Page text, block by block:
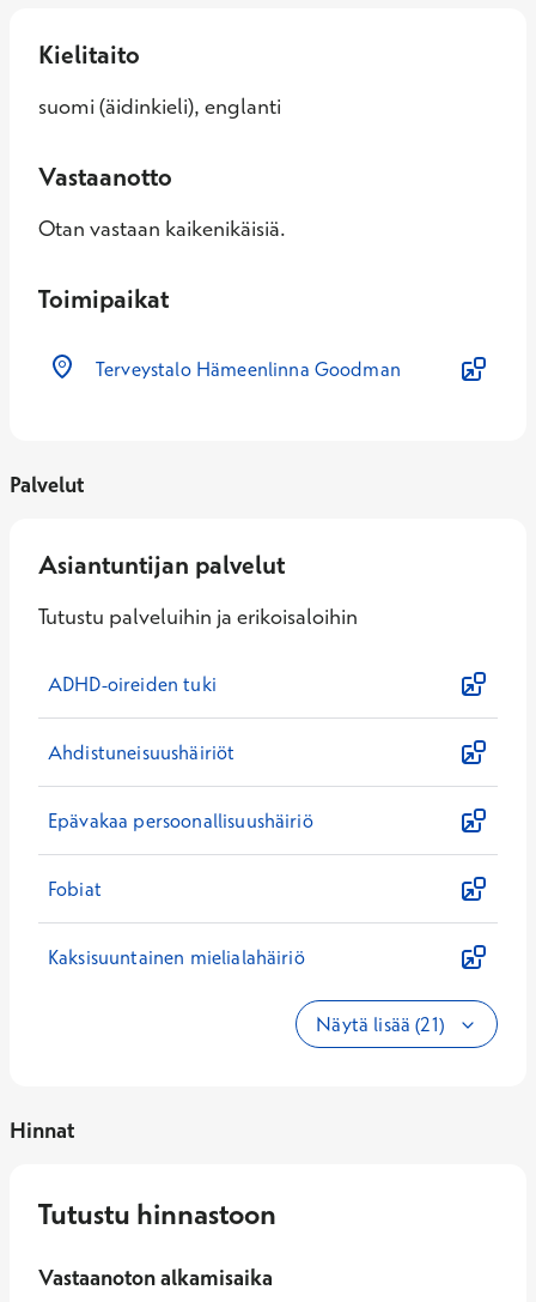
Kielitaito
suomi (äidinkieli), englanti
Vastaanotto
Otan vastaan kaikenikäisiä.
Toimipaikat
Terveystalo Hämeenlinna Goodman
Palvelut
Asiantuntijan palvelut
Tutustu palveluihin ja erikoisaloihin
ADHD-oireiden tuki
Ahdistuneisuushäiriöt
Epävakaa persoonallisuushäiriö
Fobiat
Kaksisuuntainen mielialahäiriö
Näytä lisää (21)
Hinnat
Tutustu hinnastoon
Vastaanoton alkamisaika